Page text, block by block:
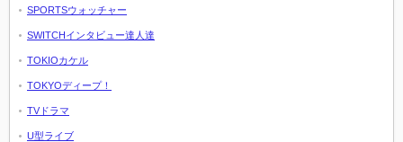
SPORTSウォッチャー
SWITCHインタビュー達人達
TOKIOカケル
TOKYOディープ！
TVドラマ
U型ライブ